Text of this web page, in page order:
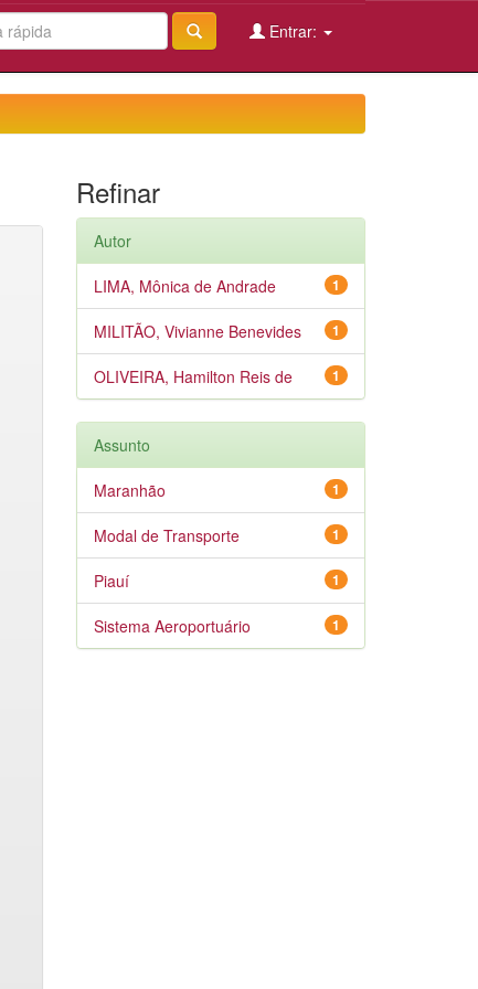
Entrar:
Refinar
Autor
1
LIMA, Mônica de Andrade
1
MILITÃO, Vivianne Benevides
1
OLIVEIRA, Hamilton Reis de
Assunto
1
Maranhão
1
Modal de Transporte
1
Piauí
1
Sistema Aeroportuário